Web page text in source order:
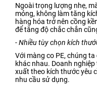
Ngoài trọng lượng nhẹ,
mỏng, không làm tăng
hàng hóa trở nên cồng
để tăng độ chắc chắn
- Nhiều tùy chọn kích
Với màng co PE, chúng
khác nhau. Doanh
xuất theo kích thước yêu
nhu cầu sử dụng.